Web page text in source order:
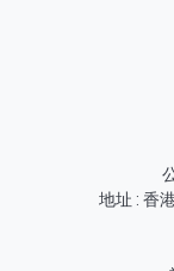
地址 : 香